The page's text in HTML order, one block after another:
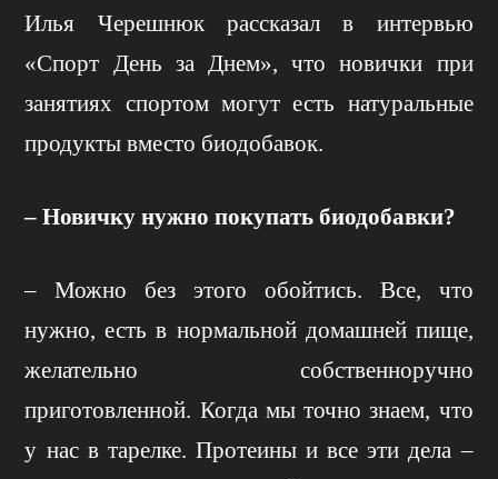
Илья Черешнюк рассказал в интервью
«Спорт День за Днем», что новички при
занятиях спортом могут есть натуральные
продукты вместо биодобавок.
– Новичку нужно покупать биодобавки?
– Можно без этого обойтись. Все, что
нужно, есть в нормальной домашней пище,
желательно собственноручно
приготовленной. Когда мы точно знаем, что
у нас в тарелке. Протеины и все эти дела –